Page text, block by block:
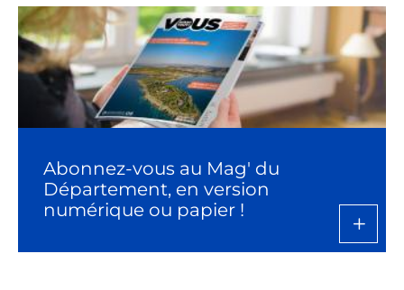
Abonnez-vous au Mag' du
Département, en version
numérique ou papier !